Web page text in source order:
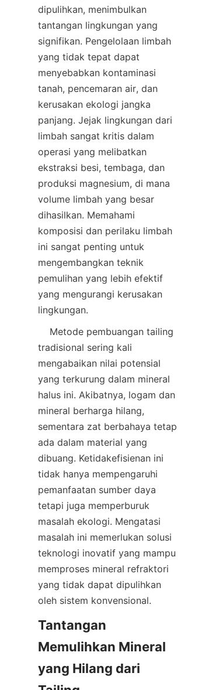
dipulihkan, menimbulkan
tantangan lingkungan yang
signifikan. Pengelolaan limbah
yang tidak tepat dapat
menyebabkan kontaminasi
tanah, pencemaran air, dan
kerusakan ekologi jangka
panjang. Jejak lingkungan dari
limbah sangat kritis dalam
operasi yang melibatkan
ekstraksi besi, tembaga, dan
produksi magnesium, di mana
volume limbah yang besar
dihasilkan. Memahami
komposisi dan perilaku limbah
ini sangat penting untuk
mengembangkan teknik
pemulihan yang lebih efektif
yang mengurangi kerusakan
lingkungan.
tradisional sering kali
mengabaikan nilai potensial
yang terkurung dalam mineral
halus ini. Akibatnya, logam dan
mineral berharga hilang,
sementara zat berbahaya tetap
ada dalam material yang
dibuang. Ketidakefisienan ini
tidak hanya mempengaruhi
pemanfaatan sumber daya
tetapi juga memperburuk
masalah ekologi. Mengatasi
masalah ini memerlukan solusi
teknologi inovatif yang mampu
memproses mineral refraktori
yang tidak dapat dipulihkan
Tantangan
Memulihkan Mineral
yang Hilang dari